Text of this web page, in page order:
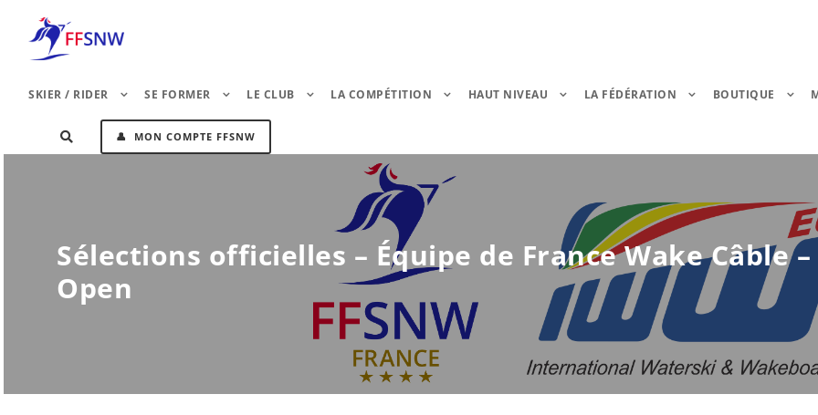
SKIER / RIDER SE FORMER LE CLUB LA COMPÉTITION HAUT NIVEAU LA FÉDÉRATION BOUTIQUE
👤 MON COMPTE FFSNW
Sélections officielles – Équipe de France Wake Câble
Open